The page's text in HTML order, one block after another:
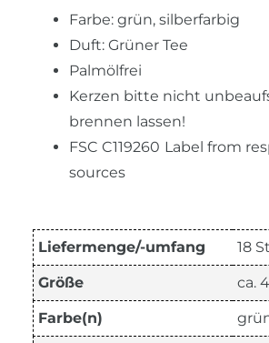
Farbe: grün, silberfarbig
Duft: Grüner Tee
Palmölfrei
Kerzen bitte nicht
brennen lassen!
FSC C119260 Label from
sources
Liefermenge/-umfang 18
Größe ca.
Farbe(n)